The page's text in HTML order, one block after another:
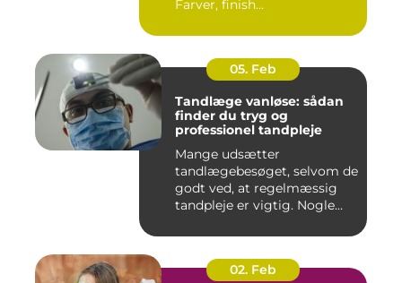
Farver, finish...
05. Feb
Tandlæge vanløse: sådan
finder du tryg og
professionel tandpleje
Mange udsætter
tandlægebesøget, selvom de
godt ved, at regelmæssig
tandpleje er vigtig. Nogle
02. Feb